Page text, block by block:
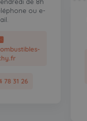
ou e-
78 31 26